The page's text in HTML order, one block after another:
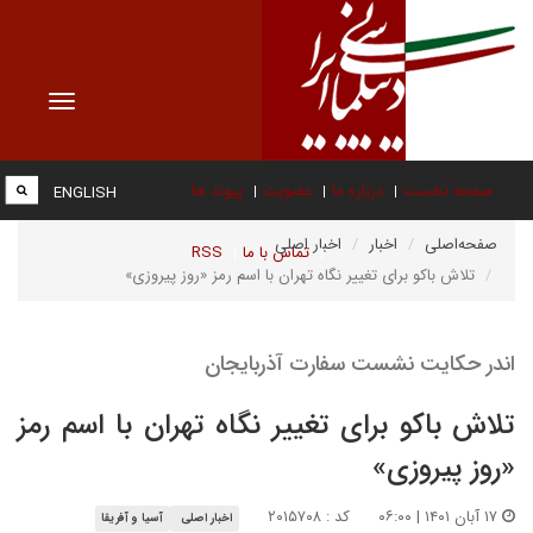
Toggle
صفحه نخست درباره ما عضویت پیوند ها
تماس با ما RSS
ENGLISH
صفحه‌اصلی اخبار
اخبار اصلی
تلاش باکو برای تغییر نگاه تهران با اسم رمز «روز پیروزی»
اندر حکایت نشست سفارت آذربایجان
تلاش باکو برای تغییر نگاه تهران با اسم رمز
«روز پیروزی»
کد : ۲۰۱۵۷۰۸ اخبار اصلی آسیا و آفریقا